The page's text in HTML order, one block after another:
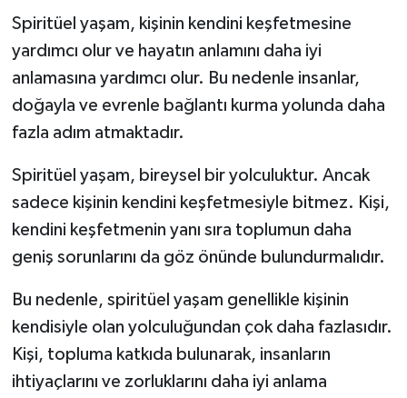
Spiritüel yaşam, kişinin kendini keşfetmesine
yardımcı olur ve hayatın anlamını daha iyi
anlamasına yardımcı olur. Bu nedenle insanlar,
doğayla ve evrenle bağlantı kurma yolunda daha
fazla adım atmaktadır.
Spiritüel yaşam, bireysel bir yolculuktur. Ancak
sadece kişinin kendini keşfetmesiyle bitmez. Kişi,
kendini keşfetmenin yanı sıra toplumun daha
geniş sorunlarını da göz önünde bulundurmalıdır.
Bu nedenle, spiritüel yaşam genellikle kişinin
kendisiyle olan yolculuğundan çok daha fazlasıdır.
Kişi, topluma katkıda bulunarak, insanların
ihtiyaçlarını ve zorluklarını daha iyi anlama